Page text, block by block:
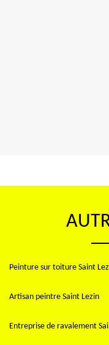
Peinture sur toiture Saint
Artisan peintre Saint Lezin
Entreprise de ravalement